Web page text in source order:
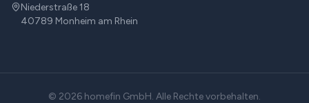
Niederstraße 18
40789 Monheim am Rhein
© 2026 homefin GmbH. Alle Rechte vorbehalten.